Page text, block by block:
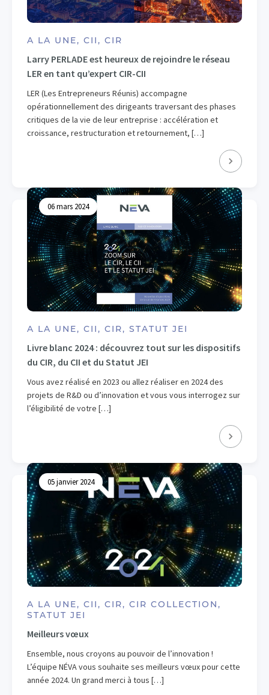
A LA UNE, CII, CIR
Larry PERLADE est heureux de rejoindre le réseau
LER en tant qu’expert CIR-CII
LER (Les Entrepreneurs Réunis) accompagne
opérationnellement des dirigeants traversant des phases
critiques de la vie de leur entreprise : accélération et
croissance, restructuration et retournement, […]
06 mars 2024
A LA UNE, CII, CIR, STATUT JEI
Livre blanc 2024 : découvrez tout sur les dispositifs
du CIR, du CII et du Statut JEI
Vous avez réalisé en 2023 ou allez réaliser en 2024 des
projets de R&D ou d’innovation et vous vous interrogez sur
l’éligibilité de votre […]
05 janvier 2024
A LA UNE, CII, CIR, CIR COLLECTION,
STATUT JEI
Meilleurs vœux
Ensemble, nous croyons au pouvoir de l’innovation !
L’équipe NÉVA vous souhaite ses meilleurs vœux pour cette
année 2024. Un grand merci à tous […]